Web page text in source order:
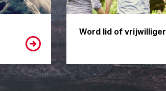
Word lid of vrijwilliger